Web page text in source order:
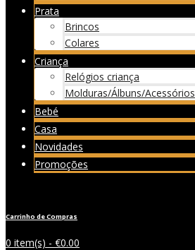
Prata
Brincos
Colares
Criança
Relógios criança
Molduras/Álbuns/Acessórios
Bebé
Casa
Novidades
Promoções
Carrinho de Compras
0 item(s) - €0.00